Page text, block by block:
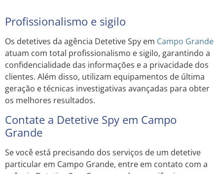
Profissionalismo e sigilo
Os detetives da agência Detetive Spy em Campo Grande
atuam com total profissionalismo e sigilo, garantindo a
confidencialidade das informações e a privacidade dos
clientes. Além disso, utilizam equipamentos de última
geração e técnicas investigativas avançadas para obter
os melhores resultados.
Contate a Detetive Spy em Campo
Grande
Se você está precisando dos serviços de um detetive
particular em Campo Grande, entre em contato com a